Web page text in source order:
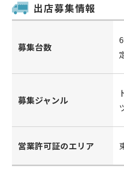
出店募集情報
募集台数
募集ジャンル
営業許可証のエリア